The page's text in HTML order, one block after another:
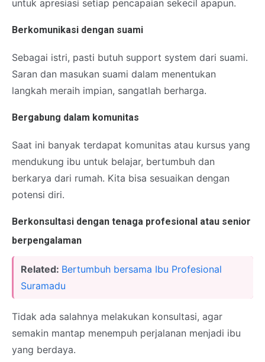
untuk apresiasi setiap pencapaian sekecil apapun.
Berkomunikasi dengan suami
Sebagai istri, pasti butuh support system dari suami.
Saran dan masukan suami dalam menentukan
langkah meraih impian, sangatlah berharga.
Bergabung dalam komunitas
Saat ini banyak terdapat komunitas atau kursus yang
mendukung ibu untuk belajar, bertumbuh dan
berkarya dari rumah. Kita bisa sesuaikan dengan
potensi diri.
Berkonsultasi dengan tenaga profesional atau senior
berpengalaman
Related: Bertumbuh bersama Ibu Profesional
Suramadu
Tidak ada salahnya melakukan konsultasi, agar
semakin mantap menempuh perjalanan menjadi ibu
yang berdaya.